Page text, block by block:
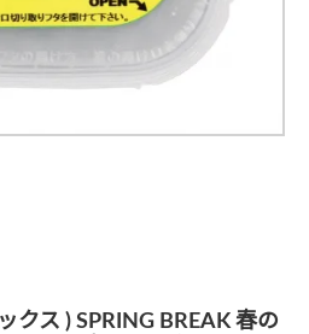
クス ) SPRING BREAK 春の